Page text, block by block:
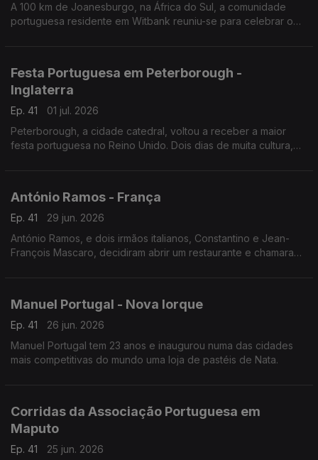
A 100 km de Joanesburgo, na África do Sul, a comunidade
portuguesa residente em Witbank reuniu-se para celebrar o
Festa Portuguesa em Peterborough -
Inglaterra
Ep. 41
01 jul. 2026
Peterborough, a cidade catedral, voltou a receber a maior
festa portuguesa no Reino Unido. Dois dias de muita cultura,
António Ramos - França
Ep. 41
29 jun. 2026
António Ramos, e dois irmãos italianos, Constantino e Jean-
François Mascaro, decidiram abrir um restaurante e chamaram-
Manuel Portugal - Nova Iorque
Ep. 41
26 jun. 2026
Manuel Portugal tem 23 anos e inaugurou numa das cidades
mais competitivas do mundo uma loja de pastéis de Nata.
Corridas da Associação Portuguesa em
Maputo
Ep. 41 25 jun. 2026